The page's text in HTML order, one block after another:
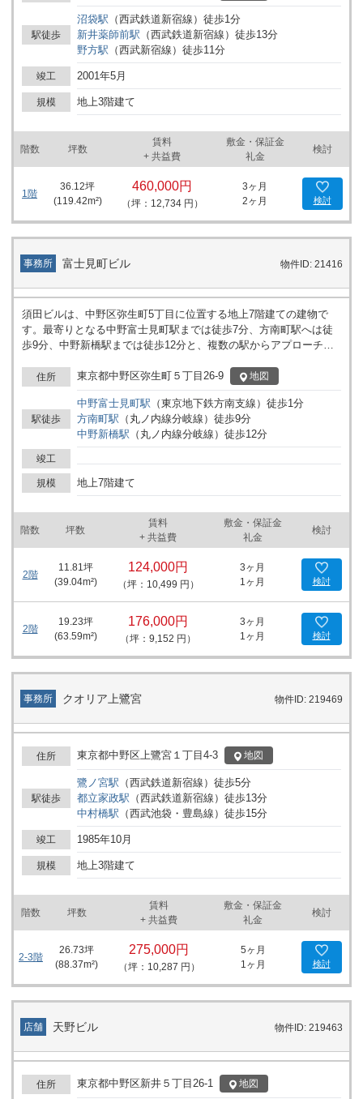
たしており、地上3階の構成です。エレベーターが1基設置されてい
るため、階をまたいだ移動もスムーズに行うことが可能です。オフ
ィスや店舗など、事業用用途に対応する柔軟な使い方が想定される
建物となっています。 駅からのアクセスが明確なため、従業員や取
引先とのやり取りを考慮した際にも利便性を確保しやすい環境で
す。建物のサイズや階数を踏まえ、事業規模や利用形態に応じてフ
ロア割りや利用計画を検討いただけます。詳細はお問い合わせくだ
さい。
駅徒歩
沼袋駅 （西武鉄道新宿線 ） 徒歩1分
新井薬師前駅 （西武鉄道新宿線 ） 徒歩13分
野方駅 （西武新宿線 ） 徒歩11分
竣工 2001年5月
規模 地上3階建て
階数 坪数
賃料
+ 共益費
敷金・保証金
礼金
検討
1階
36.12坪
(119.42m²)
460,000円
（坪：12,734 円）
3ヶ月
2ヶ月
検討
事務所 富士見町ビル 物件ID: 21416
須田ビルは、中野区弥生町5丁目に位置する地上7階建ての建物で
す。最寄りとなる中野富士見町駅までは徒歩7分、方南町駅へは徒
歩9分、中野新橋駅までは徒歩12分と、複数の駅からアプローチが
訪問や従業員の通勤経路に幅を持たせたい法人様にも利用しやすい
環境となっています。 建物は7階建ての構成で、オフィスや店舗な
ど、各種事業活動に合わせてフロアの使い分けがしやすい特徴があ
ります。周辺は落ち着いた住宅街の雰囲気に囲まれており、来訪者
にとっても分かりやすいエリアに位置しています。駅からの距離感
や周辺環境を踏まえ、事業拠点としてご検討の際には実際の立地や
周辺状況もご確認いただくことをおすすめします。 須田ビルについ
ての詳細はお問い合わせください。
住所 東京都中野区弥生町５丁目26-9 地図
駅徒歩
中野富士見町駅 （東京地下鉄方南支線 ） 徒歩1分
方南町駅 （ 丸ノ内線分岐線 ） 徒歩9分
中野新橋駅 （ 丸ノ内線分岐線 ） 徒歩12分
竣工
規模 地上7階建て
階数 坪数
賃料
+ 共益費
敷金・保証金
礼金
検討
2階
11.81坪
(39.04m²)
124,000円
（坪：10,499 円）
3ヶ月
1ヶ月
検討
2階
19.23坪
(63.59m²)
176,000円
（坪：9,152 円）
3ヶ月
1ヶ月
検討
事務所 クオリア上鷺宮 物件ID: 219469
住所 東京都中野区上鷺宮１丁目4-3 地図
駅徒歩
鷺ノ宮駅 （西武鉄道新宿線 ） 徒歩5分
都立家政駅 （西武鉄道新宿線 ） 徒歩13分
中村橋駅 （西武池袋・豊島線 ） 徒歩15分
竣工 1985年10月
規模 地上3階建て
階数 坪数
賃料
+ 共益費
敷金・保証金
礼金
検討
2-3階
26.73坪
(88.37m²)
275,000円
（坪：10,287 円）
5ヶ月
1ヶ月
検討
店舗 天野ビル 物件ID: 219463
住所 東京都中野区新井５丁目26-1 地図